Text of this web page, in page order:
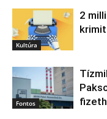
Kultúra
2
Fontos